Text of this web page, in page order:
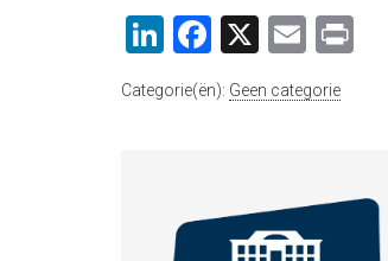
LinkedIn
Facebook
X Email
Categorie(ën): Geen categorie